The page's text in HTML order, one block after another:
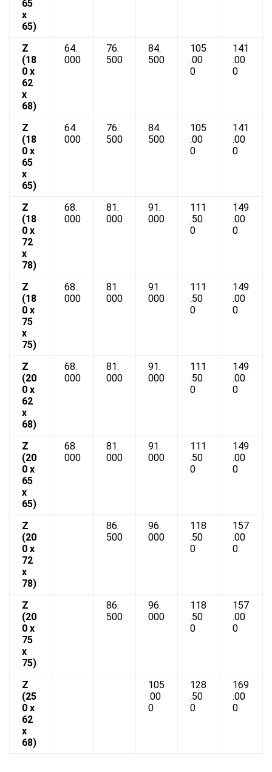
65
x
65)
Z
(18
0 x
62
x
68)
64.
000
76.
500
84.
500
105
.00
0
141
.00
0
Z
(18
0 x
65
x
65)
64.
000
76.
500
84.
500
105
.00
0
141
.00
0
Z
(18
0 x
72
x
78)
68.
000
81.
000
91.
000
111
.50
0
149
.00
0
Z
(18
0 x
75
x
75)
68.
000
81.
000
91.
000
111
.50
0
149
.00
0
Z
(20
0 x
62
x
68)
68.
000
81.
000
91.
000
111
.50
0
149
.00
0
Z
(20
0 x
65
x
65)
68.
000
81.
000
91.
000
111
.50
0
149
.00
0
Z
(20
0 x
72
x
78)
86.
500
96.
000
118
.50
0
157
.00
0
Z
(20
0 x
75
x
75)
86.
500
96.
000
118
.50
0
157
.00
0
Z
(25
0 x
62
x
68)
105
.00
0
128
.50
0
169
.00
0